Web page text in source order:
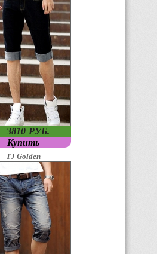
Купить
3810 PУБ.
TJ Golden